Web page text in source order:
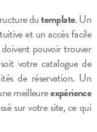
dutemplate. Un
et un accès facile
pouvoir trouver
votre catalogue de
de réservation. Un
meilleureexpérience
sur votre site, ce qui